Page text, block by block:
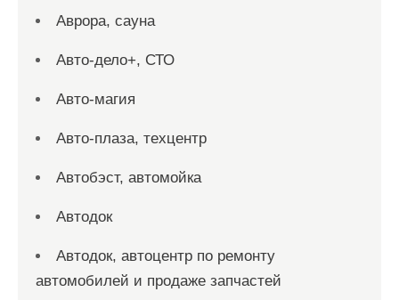
Аврора, сауна
Авто-дело+, СТО
Авто-магия
Авто-плаза, техцентр
Автобэст, автомойка
Автодок
Автодок, автоцентр по ремонту
автомобилей и продаже запчастей